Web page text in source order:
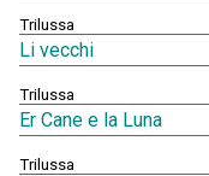
Trilussa
Li vecchi
Trilussa
Er Cane e la Luna
Trilussa